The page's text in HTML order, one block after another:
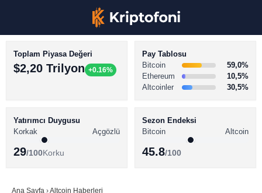
BİTCOİN HABERLERİ
ALTCOİN HABERLERİ
SÖZLÜK
Toplam Piyasa Değeri
$2,20 Trilyon +0.16%
Pay Tablosu
Bitcoin
59,0%
Ethereum
10,5%
Altcoinler
30,5%
Yatırımcı Duygusu
Korkak
Açgözlü
29/100Korku
Sezon Endeksi
Bitcoin
Altcoin
45.8/100
Ana Sayfa ›Altcoin Haberleri